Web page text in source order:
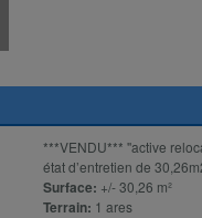
***VENDU*** ''active
état d’entretien de
Surface: +/- 30,26 m²
Terrain: 1 ares